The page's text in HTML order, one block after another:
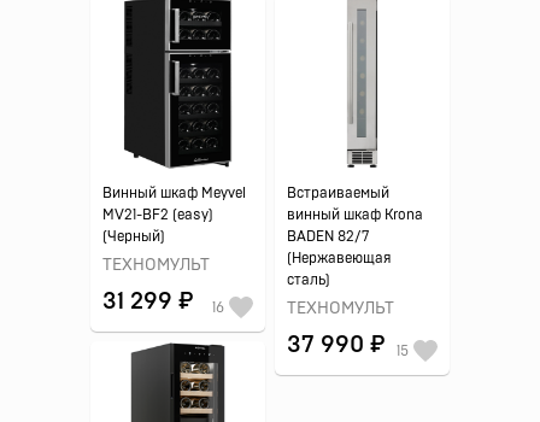
Винный шкаф Meyvel
MV21-BF2 (easy)
(Черный)
ТЕХНОМУЛЬТ
31 299 ₽ 16
Встраиваемый
винный шкаф Krona
BADEN 82/7
(Нержавеющая
сталь)
ТЕХНОМУЛЬТ
37 990 ₽ 15